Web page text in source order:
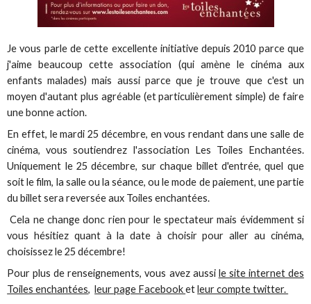
Je vous parle de cette excellente initiative depuis 2010 parce que
j'aime beaucoup cette association (qui amène le cinéma aux
enfants malades) mais aussi parce que je trouve que c'est un
moyen d'autant plus agréable (et particulièrement simple) de faire
une bonne action.
En effet, le mardi 25 décembre, en vous rendant dans une salle de
cinéma, vous soutiendrez l'association Les Toiles Enchantées.
Uniquement le 25 décembre, sur chaque billet d'entrée, quel que
soit le film, la salle ou la séance, ou le mode de paiement, une partie
du billet sera reversée aux Toiles enchantées.
Cela ne change donc rien pour le spectateur mais évidemment si
vous hésitiez quant à la date à choisir pour aller au cinéma,
choisissez le 25 décembre!
Pour plus de renseignements, vous avez aussi le site internet des
Toiles enchantées,leur page Facebooketleur compte twitter.